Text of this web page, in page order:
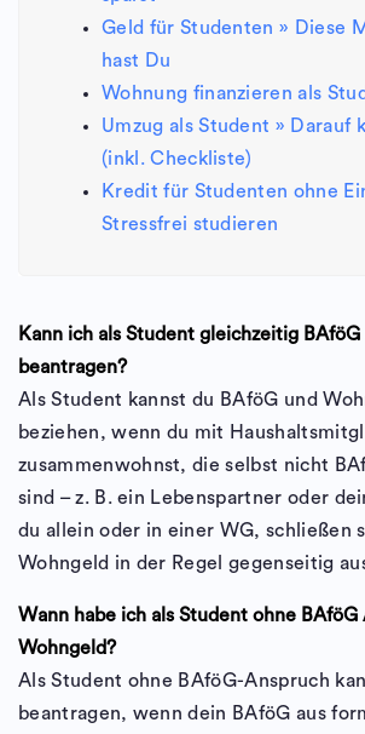
Geld für Studenten » Diese
hast Du
Wohnung finanzieren als
Umzug als Student » Darauf
(inkl. Checkliste)
Kredit für Studenten ohne
Stressfrei studieren
Kann ich als Student gleichzeitig
beantragen?
Als Student kannst du BAföG und
beziehen, wenn du mit
zusammenwohnst, die selbst nicht
sind – z. B. ein Lebenspartner oder
du allein oder in einer WG, schließen
Wohngeld in der Regel gegenseitig
Wann habe ich als Student ohne BAföG
Wohngeld?
Als Student ohne BAföG-Anspruch
beantragen, wenn dein BAföG aus